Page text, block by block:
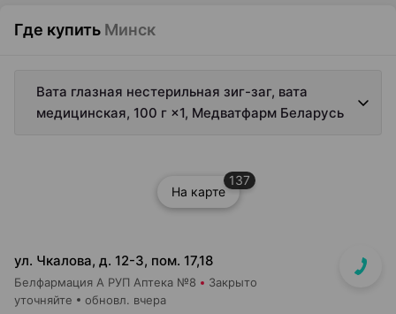
Где купить Минск
Вата глазная нестерильная зиг-заг, вата
медицинская, 100 г ×1, Медватфарм Беларусь
На карте
137
ул. Чкалова, д. 12-3, пом. 17,18
Белфармация А РУП Аптека №8 Закрыто
уточняйте обновл. вчера